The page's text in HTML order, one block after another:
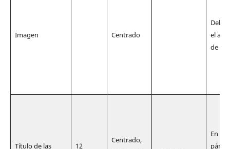
Imagen Centrado
el
de la
Título de las
12
Centrado,
En